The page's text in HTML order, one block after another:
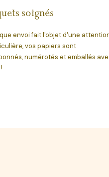
soignés
envoi fait l'objet d'une
vos papiers sont
numérotés et emballés